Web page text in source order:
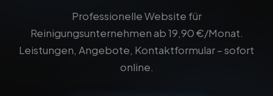
Professionelle Website für
Reinigungsunternehmen ab 19,90 €/Monat.
Leistungen, Angebote, Kontaktformular – sofort
online.